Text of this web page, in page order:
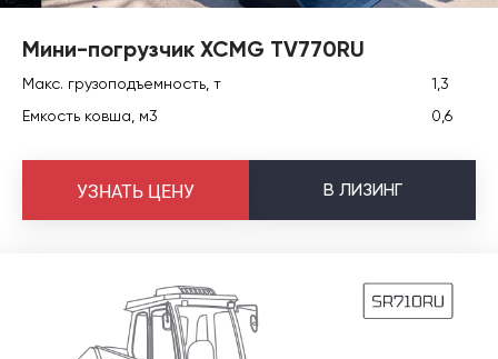
Мини-погрузчик XCMG TV770RU
Макс. грузоподъемность, т
1,3
Емкость ковша, м3
0,6
В ЛИЗИНГ
УЗНАТЬ ЦЕНУ